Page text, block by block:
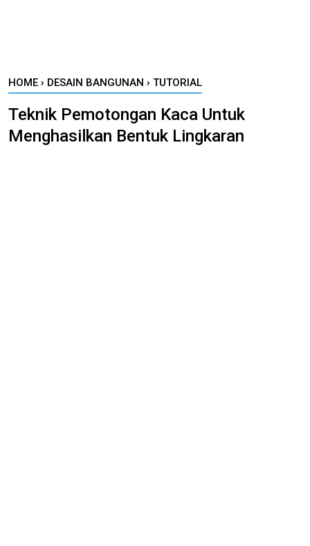
HOME › DESAIN BANGUNAN › TUTORIAL
Teknik Pemotongan Kaca Untuk
Menghasilkan Bentuk Lingkaran